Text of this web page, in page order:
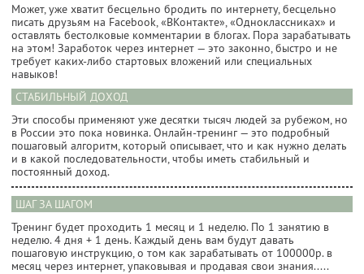
Может, уже хватит бесцельно бродить по интернету, бесцельно
писать друзьям на Facebook, «ВКонтакте», «Одноклассниках» и
оставлять бестолковые комментарии в блогах. Пора зарабатывать
на этом! Заработок через интернет — это законно, быстро и не
требует каких-либо стартовых вложений или специальных
навыков!
СТАБИЛЬНЫЙ ДОХОД
Эти способы применяют уже десятки тысяч людей за рубежом, но
в России это пока новинка. Онлайн-тренинг — это подробный
пошаговый алгоритм, который описывает, что и как нужно делать
и в какой последовательности, чтобы иметь стабильный и
постоянный доход.
ШАГ ЗА ШАГОМ
Тренинг будет проходить 1 месяц и 1 неделю. По 1 занятию в
неделю. 4 дня + 1 день. Каждый день вам будут давать
пошаговую инструкцию, о том как зарабатывать от 100000р. в
месяц через интернет, упаковывая и продавая свои знания.....